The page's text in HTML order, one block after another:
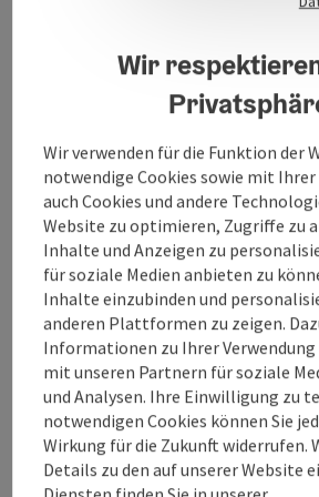
Willkommen bei Autohaus
Opel-Vertragshändler, Neuwagen-
Gebrauchtwagen Verkauf,
KFZ-Werkstatt, Spenglerei,
Kontakt
Öffnungszeiten
Anreise/Lage
Eignung
Wir
Wir verwenden für die Funktion der
notwendige Cookies sowie mit
auch Cookies und andere
Website zu optimieren, Zugriffe zu
Inhalte und Anzeigen zu
für soziale Medien anbieten zu
Inhalte einzubinden und
anderen Plattformen zu zeigen.
Informationen zu Ihrer Verwendung
mit unseren Partnern für soziale
und Analysen. Ihre Einwilligung zu
notwendigen Cookies können Sie
Wirkung für die Zukunft widerrufen.
Details zu den auf unserer Website